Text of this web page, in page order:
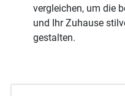
vergleichen, um die
und Ihr Zuhause
gestalten.